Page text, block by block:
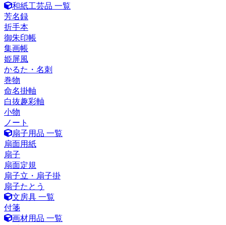
和紙工芸品 一覧
芳名録
折手本
御朱印帳
集画帳
姫屏風
かるた・名刺
巻物
命名掛軸
白抜趣彩軸
小物
ノート
扇子用品 一覧
扇面用紙
扇子
扇面定規
扇子立・扇子掛
扇子たとう
文房具 一覧
付箋
画材用品 一覧